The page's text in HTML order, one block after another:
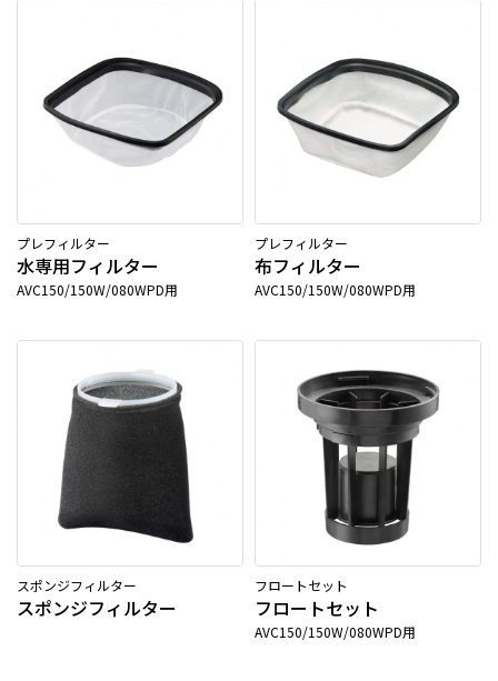
プレフィルター
水専用フィルター
AVC150/150W/080WPD用
プレフィルター
布フィルター
AVC150/150W/080WPD用
スポンジフィルター
スポンジフィルター
フロートセット
フロートセット
AVC150/150W/080WPD用